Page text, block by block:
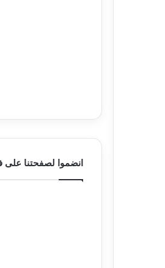
انضموا لصفحتنا على